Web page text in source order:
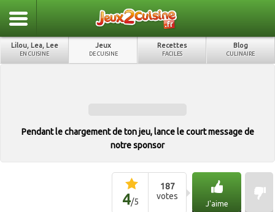
Lilou, Lea, Lee
EN CUISINE
Jeux
DE CUISINE
Recettes
FACILES
Blog
CULINAIRE
Pendant le chargement de ton jeu, lance le court message de
notre sponsor
4/5
187
votes
J'aime